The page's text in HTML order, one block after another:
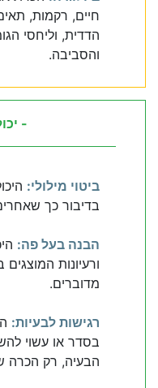
חיים, רקמות,
הדדית, וליחסי
והסביבה.
-
ביטוי מילולי:
בדיבור כך
הבנה בעל פה:
ורעיונות
מדוברים.
רגישות לבעיות:
בסדר או עשוי
הבעיה, רק הכרה